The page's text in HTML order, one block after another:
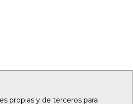
propias y de terceros para